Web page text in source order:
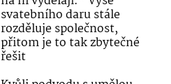
svatebního daru stále
rozděluje společnost,
přitom je to tak zbytečné
řešit